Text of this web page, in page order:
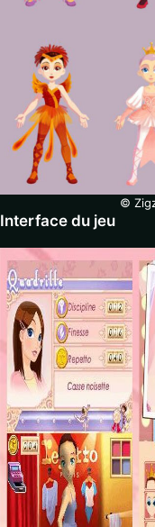
©
Interface du jeu